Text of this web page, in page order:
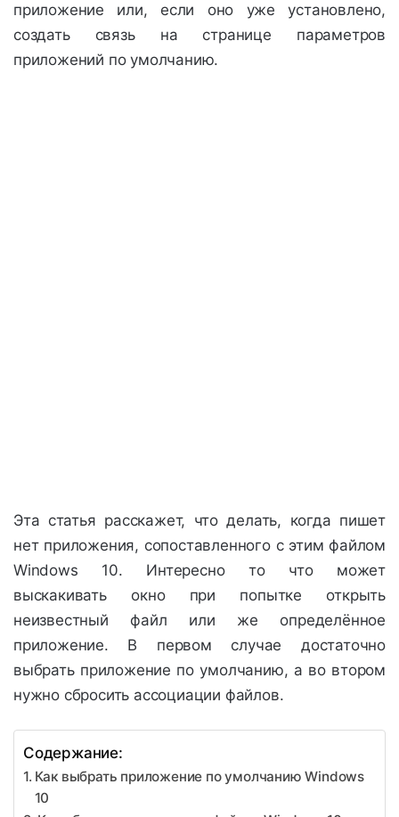
приложение или, если оно уже установлено,
создать связь на странице параметров
приложений по умолчанию.
Эта статья расскажет, что делать, когда пишет
нет приложения, сопоставленного с этим файлом
Windows 10. Интересно то что может
выскакивать окно при попытке открыть
неизвестный файл или же определённое
приложение. В первом случае достаточно
выбрать приложение по умолчанию, а во втором
нужно сбросить ассоциации файлов.
Содержание:
Как выбрать приложение по умолчанию Windows
10